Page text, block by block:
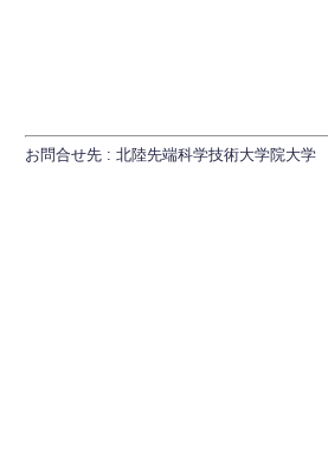
お問合せ先 : 北陸先端科学技術大学院大